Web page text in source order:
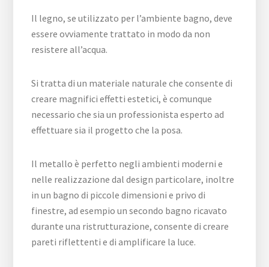
Il legno, se utilizzato per l’ambiente bagno, deve
essere ovviamente trattato in modo da non
resistere all’acqua.
Si tratta di un materiale naturale che consente di
creare magnifici effetti estetici, è comunque
necessario che sia un professionista esperto ad
effettuare sia il progetto che la posa.
Il metallo è perfetto negli ambienti moderni e
nelle realizzazione dal design particolare, inoltre
in un bagno di piccole dimensioni e privo di
finestre, ad esempio un secondo bagno ricavato
durante una ristrutturazione, consente di creare
pareti riflettenti e di amplificare la luce.